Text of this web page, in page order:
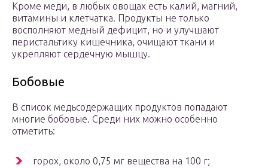
Кроме меди, в любых овощах есть калий, магний,
витамины и клетчатка. Продукты не только
восполняют медный дефицит, но и улучшают
перистальтику кишечника, очищают ткани и
укрепляют сердечную мышцу.
Бобовые
В список медьсодержащих продуктов попадают
многие бобовые. Среди них можно особенно
отметить:
горох, около 0,75 мг вещества на 100 г;